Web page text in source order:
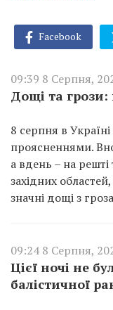
Facebook
09:39 8 Серпня,
Дощі та грози:
8 серпня в
проясненнями.
а вдень – на решті
західних
значні дощі з
09:24 8 Серпня,
Цієї ночі не
балістичної